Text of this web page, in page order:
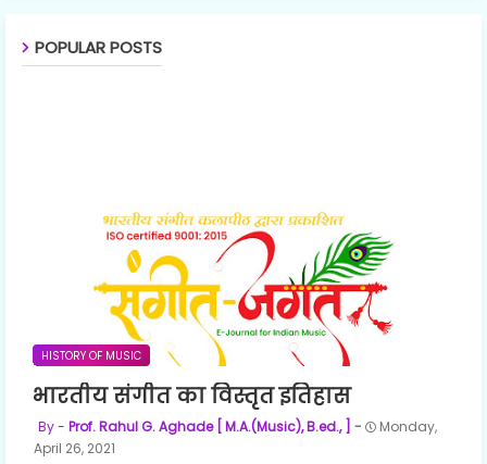
POPULAR POSTS
HISTORY OF MUSIC
भारतीय संगीत का विस्तृत इतिहास
Prof. Rahul G. Aghade [ M.A.(Music), B.ed., ]
Monday,
April 26, 2021